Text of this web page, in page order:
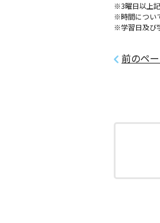
※3曜日以上記
※時間につい
※学習日及び
前のペ